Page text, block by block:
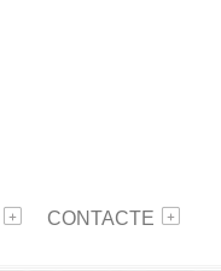
CONTACTE